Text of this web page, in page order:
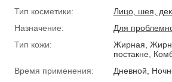
Тип косметики:
Лицо, шея,
Назначение:
Для
Тип кожи:
Жирная,
постакне,
Время применения:
Дневной,